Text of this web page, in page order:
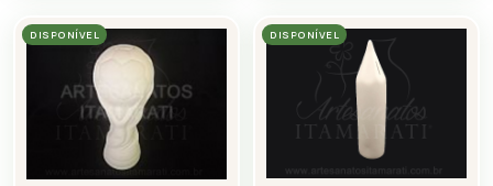
DISPONÍVEL DISPONÍVEL